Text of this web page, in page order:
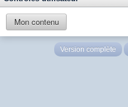
Mon contenu
Version complète